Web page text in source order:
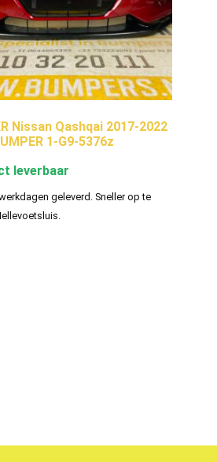
Nissan Qashqai 2017-2022
1-G9-5376z
leverbaar
geleverd. Sneller op te